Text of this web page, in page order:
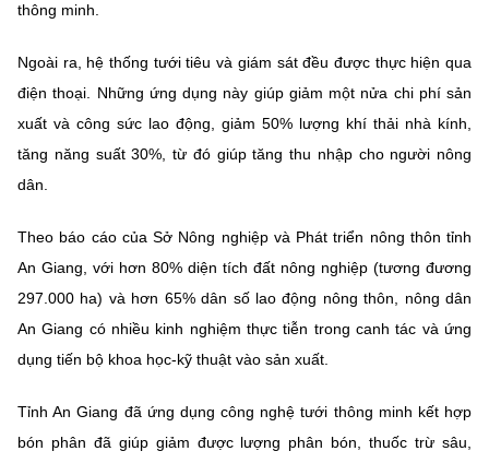
thông minh.
Ngoài ra, hệ thống tưới tiêu và giám sát đều được thực hiện qua
điện thoại. Những ứng dụng này giúp giảm một nửa chi phí sản
xuất và công sức lao động, giảm 50% lượng khí thải nhà kính,
tăng năng suất 30%, từ đó giúp tăng thu nhập cho người nông
dân.
Theo báo cáo của Sở Nông nghiệp và Phát triển nông thôn tỉnh
An Giang, với hơn 80% diện tích đất nông nghiệp (tương đương
297.000 ha) và hơn 65% dân số lao động nông thôn, nông dân
An Giang có nhiều kinh nghiệm thực tiễn trong canh tác và ứng
dụng tiến bộ khoa học-kỹ thuật vào sản xuất.
Tỉnh An Giang đã ứng dụng công nghệ tưới thông minh kết hợp
bón phân đã giúp giảm được lượng phân bón, thuốc trừ sâu,